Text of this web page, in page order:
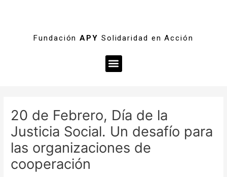
Fundación APY Solidaridad en Acción
Menú
20 de Febrero, Día de la
Justicia Social. Un desafío para
las organizaciones de
cooperación
entradas